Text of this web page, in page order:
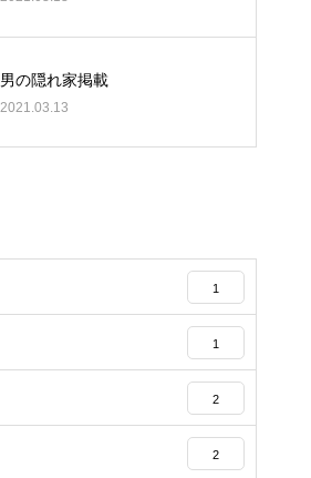
男の隠れ家掲載
2021.03.13
1
1
2
2